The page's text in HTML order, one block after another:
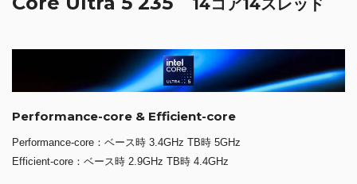
Performance-core & Efficient-core
Performance-core：ベース時 3.4GHz TB時 5GHz
Efficient-core：ベース時 2.9GHz TB時 4.4GHz